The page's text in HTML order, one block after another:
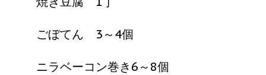
ごぼてん 3～4個
ニラベーコン巻き6～8個